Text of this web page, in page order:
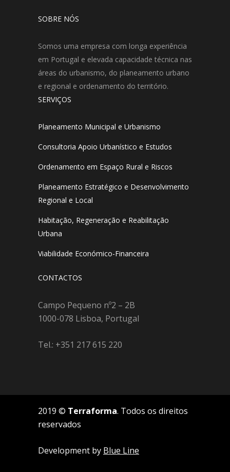
SOBRE NÓS
Somos uma empresa com longa experiência
em Portugal e elevada capacidade técnica nas
áreas do urbanismo, do planeamento urbano
e regional e ordenamento do território.
SERVIÇOS
Planeamento Municipal e Urbanismo
Consultoria Apoio Urbanístico e Estudos
Ordenamento em Espaço Rural e Riscos
Planeamento Estratégico e Desenvolvimento
Regional e Local
Habitação, Regeneração e Reabilitação
Urbana
Viabilidade Económico-Financeira
CONTACTOS
Campo Pequeno nº2 – 2B
1000-078 Lisboa, Portugal
Tel.: +351 217 615 220
2019 © Terraforma. Todos os direitos
reservados
Development by Blue Line